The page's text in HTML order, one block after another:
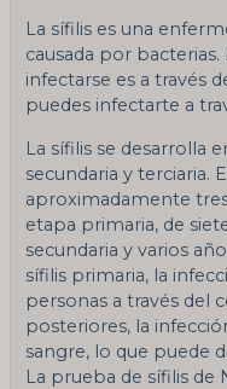
La sífilis es una
causada por
infectarse es a través
puedes infectarte a
La sífilis se desarrolla
secundaria y terciaria.
aproximadamente
etapa primaria, de
secundaria y varios
sífilis primaria, la
personas a través del
posteriores, la
sangre, lo que puede
La prueba de sífilis